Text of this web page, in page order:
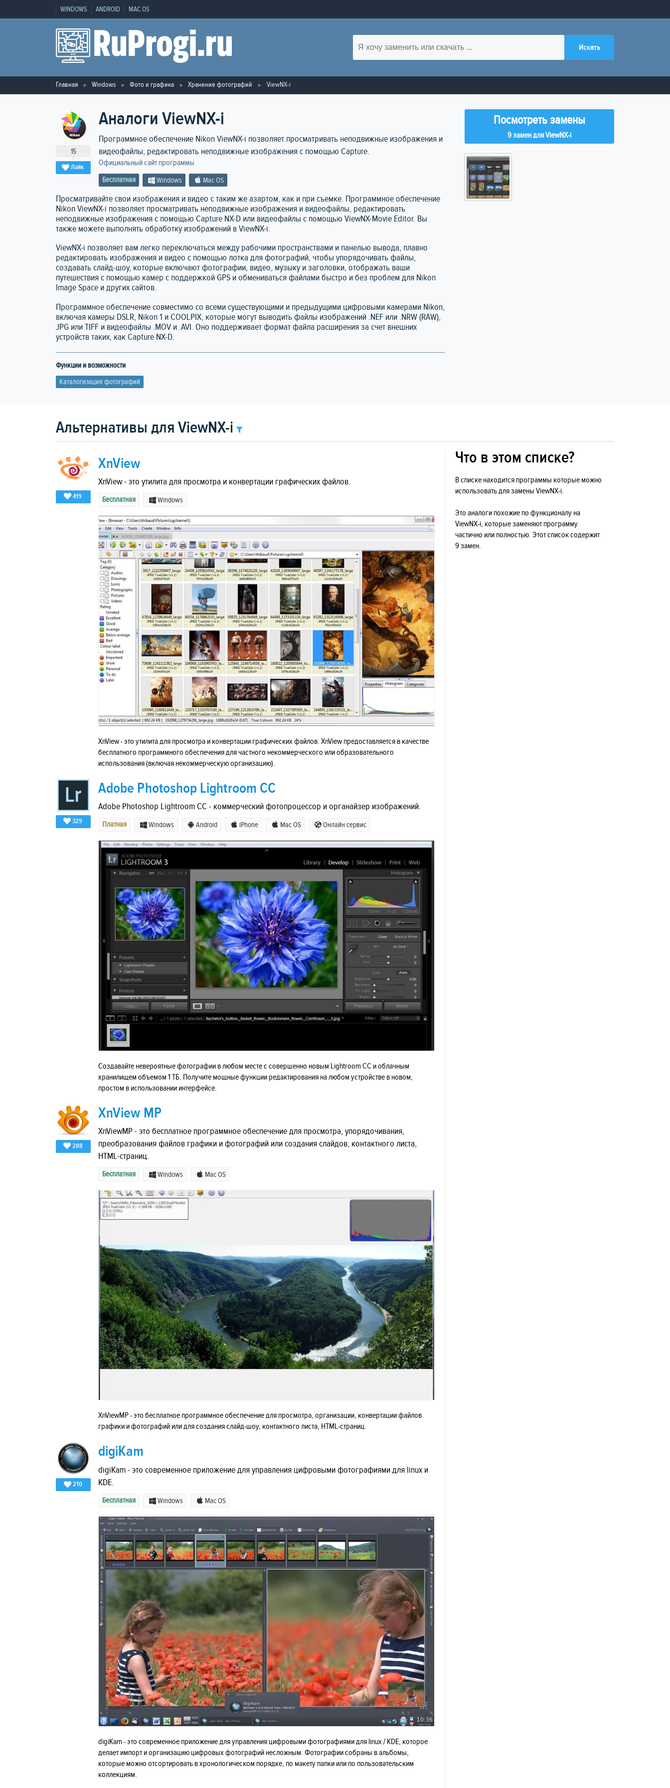
WINDOWS ANDROID MAC OS
Главная Windows Фото и графика Хранение фотографий ViewNX-i
15
Лайк
Аналоги ViewNX-i
Программное обеспечение Nikon ViewNX-i позволяет просматривать неподвижные изображения и
видеофайлы, редактировать неподвижные изображения с помощью Capture.
Официальный сайт программы
Бесплатная Windows Mac OS
Посмотреть замены
9 замен для ViewNX-i
Просматривайте свои изображения и видео с таким же азартом, как и при съемке. Программное обеспечение
Nikon ViewNX-i позволяет просматривать неподвижные изображения и видеофайлы, редактировать
неподвижные изображения с помощью Capture NX-D или видеофайлы с помощью ViewNX-Movie Editor. Вы
также можете выполнять обработку изображений в ViewNX-i.
ViewNX-i позволяет вам легко переключаться между рабочими пространствами и панелью вывода, плавно
редактировать изображения и видео с помощью лотка для фотографий, чтобы упорядочивать файлы,
создавать слайд-шоу, которые включают фотографии, видео, музыку и заголовки, отображать ваши
путешествия с помощью камер с поддержкой GPS и обмениваться файлами быстро и без проблем для Nikon
Image Space и других сайтов.
Программное обеспечение совместимо со всеми существующими и предыдущими цифровыми камерами Nikon,
включая камеры DSLR, Nikon 1 и COOLPIX, которые могут выводить файлы изображений .NEF или .NRW (RAW),
JPG или TIFF и видеофайлы .MOV и .AVI. Оно поддерживает формат файла расширения за счет внешних
устройств таких, как Capture NX-D.
Функции и возможности
Каталогизация фотографий
Альтернативы для ViewNX-i
419
XnView
XnView - это утилита для просмотра и конвертации графических файлов.
Бесплатная Windows
XnView - это утилита для просмотра и конвертации графических файлов. XnView предоставляется в качестве
бесплатного программного обеспечения для частного некоммерческого или образовательного
использования (включая некоммерческую организацию).
329
Adobe Photoshop Lightroom CC
Adobe Photoshop Lightroom CC - коммерческий фотопроцессор и органайзер изображений.
Платная Windows Android iPhone Mac OS Онлайн сервис
Создавайте невероятные фотографии в любом месте с совершенно новым Lightroom CC и облачным
хранилищем объемом 1 ТБ. Получите мощные функции редактирования на любом устройстве в новом,
простом в использовании интерфейсе.
288
XnView MP
XnViewMP - это бесплатное программное обеспечение для просмотра, упорядочивания,
преобразования файлов графики и фотографий или создания слайдов, контактного листа,
HTML-страниц.
Бесплатная Windows Mac OS
XnViewMP - это бесплатное программное обеспечение для просмотра, организации, конвертации файлов
графики и фотографий или для создания слайд-шоу, контактного листа, HTML-страниц.
210
digiKam
digiKam - это современное приложение для управления цифровыми фотографиями для linux и
KDE.
Бесплатная Windows Mac OS
digiKam - это современное приложение для управления цифровыми фотографиями для linux / KDE, которое
делает импорт и организацию цифровых фотографий несложным. Фотографии собраны в альбомы,
которые можно отсортировать в хронологическом порядке, по макету папки или по пользовательским
коллекциям.
Что в этом списке?
В списке находится программы которые можно
использовать для замены ViewNX-i.
Это аналоги похожие по функционалу на
ViewNX-i, которые заменяют программу
частично или полностью. Этот список содержит
9 замен.